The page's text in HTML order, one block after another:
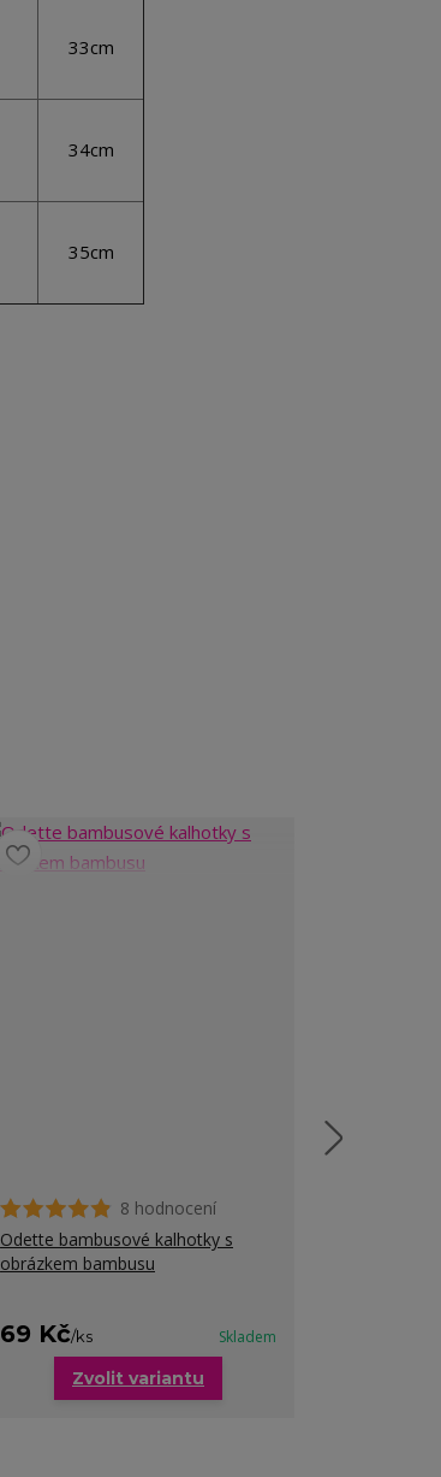
33cm
34cm
35cm
8 hodnocení
Odette bambusové kalhotky s
obrázkem bambusu
69 Kč/ks Skladem
Zvolit variantu